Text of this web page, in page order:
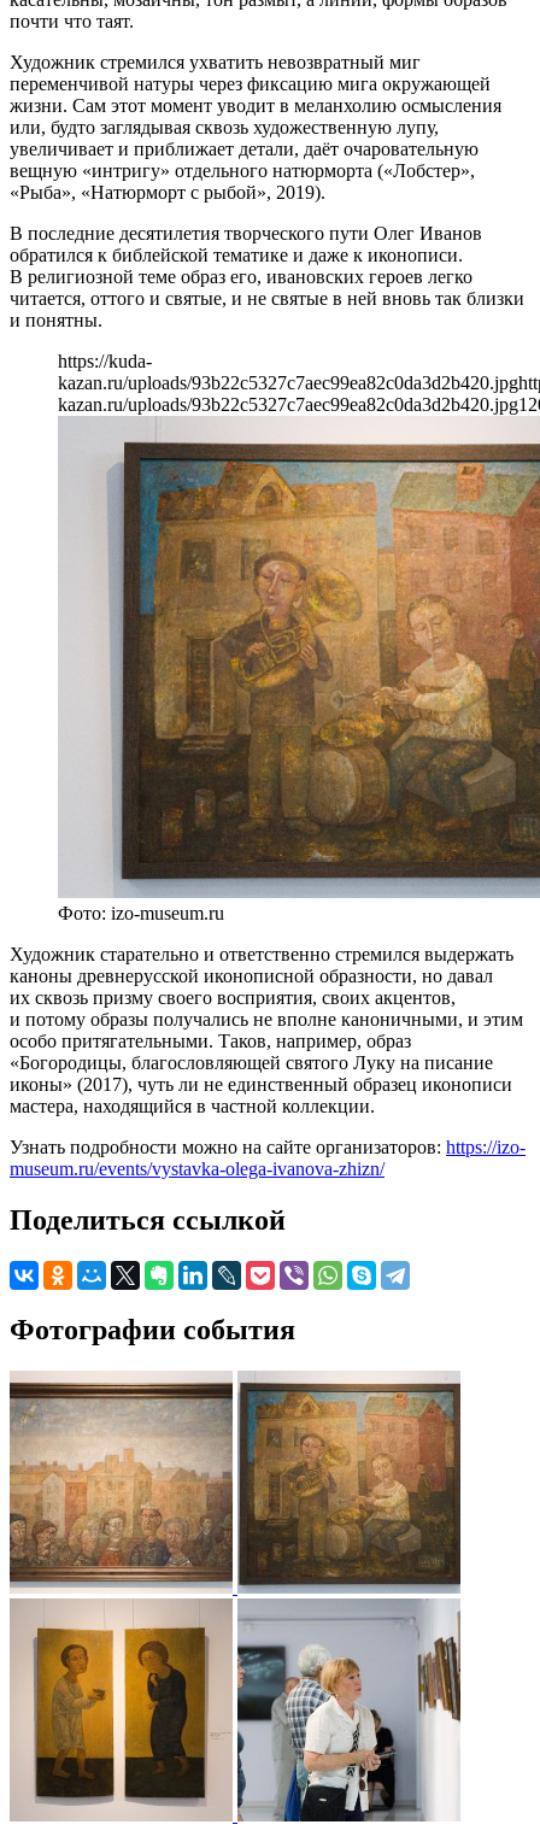
почти что таят.
Художник стремился ухватить невозвратный миг
переменчивой натуры через фиксацию мига окружающей
жизни. Сам этот момент уводит в меланхолию осмысления
или, будто заглядывая сквозь художественную лупу,
увеличивает и приближает детали, даёт очаровательную
вещную «интригу» отдельного натюрморта («Лобстер»,
«Рыба», «Натюрморт с рыбой», 2019).
В последние десятилетия творческого пути Олег Иванов
обратился к библейской тематике и даже к иконописи.
В религиозной теме образ его, ивановских героев легко
читается, оттого и святые, и не святые в ней вновь так близки
и понятны.
https://kuda-
kazan.ru/uploads/93b22c5327c7aec99ea82c0da3d2b420.jpg
kazan.ru/uploads/93b22c5327c7aec99ea82c0da3d2b420.jpg
Фото: izo-museum.ru
Художник старательно и ответственно стремился выдержать
каноны древнерусской иконописной образности, но давал
их сквозь призму своего восприятия, своих акцентов,
и потому образы получались не вполне каноничными, и этим
особо притягательными. Таков, например, образ
«Богородицы, благословляющей святого Луку на писание
иконы» (2017), чуть ли не единственный образец иконописи
мастера, находящийся в частной коллекции.
Узнать подробности можно на сайте организаторов: https://izo-
museum.ru/events/vystavka-olega-ivanova-zhizn/
Поделиться ссылкой
Фотографии события